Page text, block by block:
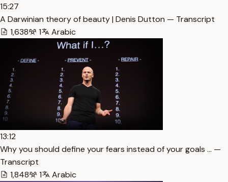
15:27
A Darwinian theory of beauty | Denis Dutton — Transcript
1,638
1 Arabic
13:12
Why you should define your fears instead of your goals … —
Transcript
1,848
1 Arabic